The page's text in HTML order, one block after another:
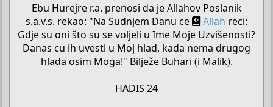
Ebu Hurejre r.a. prenosi da je Allahov Poslanik
s.a.v.s. rekao: "Na Sudnjem Danu ce
Allah reci:
Gdje su oni što su se voljeli u Ime Moje Uzvišenosti?
Danas cu ih uvesti u Moj hlad, kada nema drugog
hlada osim Moga!" Bilježe Buhari (i Malik).
HADIS 24